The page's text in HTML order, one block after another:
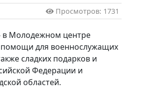
Просмотров: 1731
в Молодежном центре
помощи для военнослужащих
сладких подарков и
Федерации и
областей.